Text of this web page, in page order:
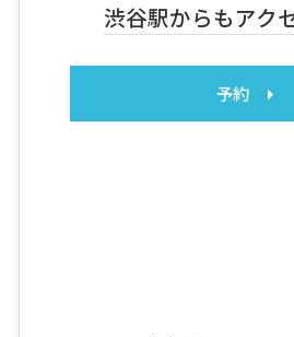
渋谷駅からもアク
予約